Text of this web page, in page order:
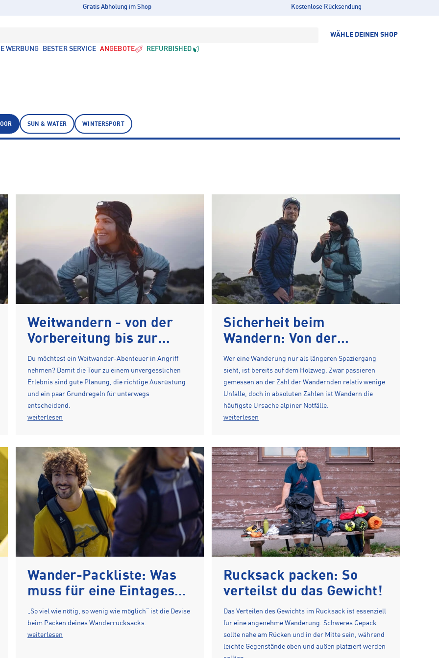
Gratis Abholung im Shop Kostenlose Rücksendung
WÄHLE DEINEN SHOP
WERBUNG BESTER SERVICE ANGEBOTE REFURBISHED
SUN & WATER WINTERSPORT
Weitwandern - von der
Vorbereitung bis zur
Wanderung
Du möchtest ein Weitwander-Abenteuer in Angriff
nehmen? Damit die Tour zu einem unvergesslichen
Erlebnis sind gute Planung, die richtige Ausrüstung
und ein paar Grundregeln für unterwegs
entscheidend.
weiterlesen
Sicherheit beim
Wandern: Von der
Vorbereitung bis zum
Verhalten im Notfall
Wer eine Wanderung nur als längeren Spaziergang
sieht, ist bereits auf dem Holzweg. Zwar passieren
gemessen an der Zahl der Wandernden relativ wenige
Unfälle, doch in absoluten Zahlen ist Wandern die
häufigste Ursache alpiner Notfälle.
weiterlesen
Wander-Packliste: Was
muss für eine Eintages-
Bergtour in den
Rucksack und warum?
„So viel wie nötig, so wenig wie möglich“ ist die Devise
beim Packen deines Wanderrucksacks.
weiterlesen
Rucksack packen: So
verteilst du das Gewicht!
Das Verteilen des Gewichts im Rucksack ist essenziell
für eine angenehme Wanderung. Schweres Gepäck
sollte nahe am Rücken und in der Mitte sein, während
leichte Gegenstände oben und außen platziert werden